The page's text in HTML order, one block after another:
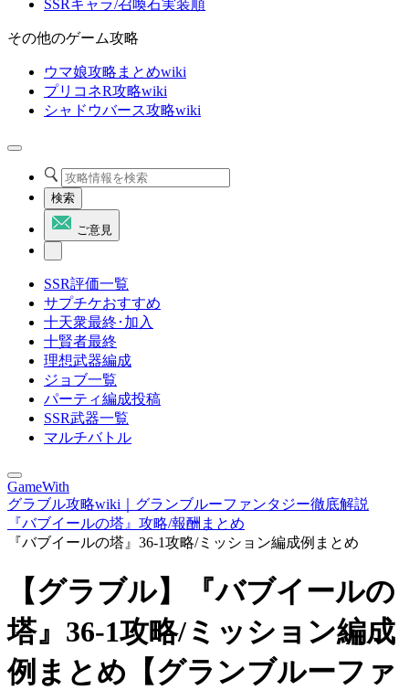
SSRキャラ/召喚石実装順
その他のゲーム攻略
ウマ娘攻略まとめwiki
プリコネR攻略wiki
シャドウバース攻略wiki
検索
ご意見
SSR評価一覧
サプチケおすすめ
十天衆最終･加入
十賢者最終
理想武器編成
ジョブ一覧
パーティ編成投稿
SSR武器一覧
マルチバトル
GameWith
グラブル攻略wiki｜グランブルーファンタジー徹底解説
『バブイールの塔』攻略/報酬まとめ
『バブイールの塔』36-1攻略/ミッション編成例まとめ
【グラブル】『バブイールの
塔』36-1攻略/ミッション編成
例まとめ【グランブルーファ